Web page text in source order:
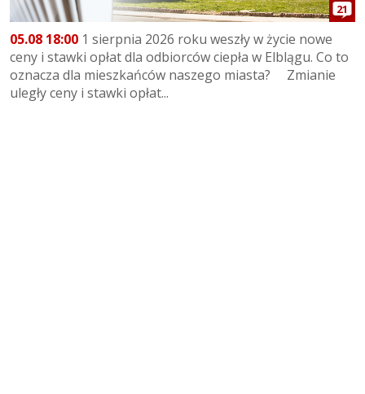
21
05.08 18:00 1 sierpnia 2026 roku weszły w życie nowe
ceny i stawki opłat dla odbiorców ciepła w Elblągu. Co to
oznacza dla mieszkańców naszego miasta? Zmianie
uległy ceny i stawki opłat...